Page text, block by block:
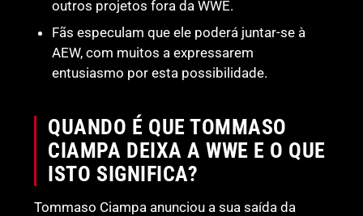
outros projetos fora da WWE.
Fãs especulam que ele poderá juntar-se à
AEW, com muitos a expressarem
entusiasmo por esta possibilidade.
QUANDO É QUE TOMMASO
CIAMPA DEIXA A WWE E O QUE
ISTO SIGNIFICA?
Tommaso Ciampa anunciou a sua saída da